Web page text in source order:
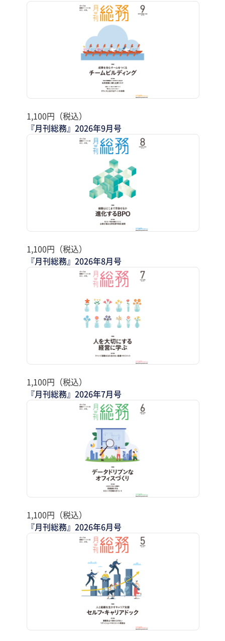
1,100円（税込）
『月刊総務』2026年9月号
1,100円（税込）
『月刊総務』2026年8月号
1,100円（税込）
『月刊総務』2026年7月号
1,100円（税込）
『月刊総務』2026年6月号